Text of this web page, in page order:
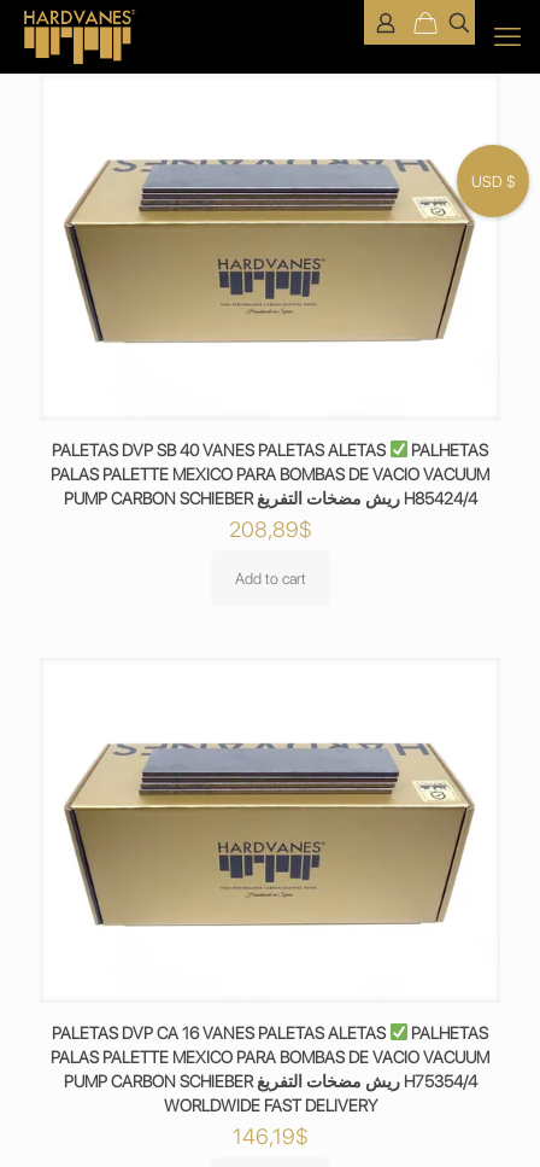
PALETAS DVP SB 40 VANES PALETAS ALETAS
PALHETAS
PALAS PALETTE MEXICO PARA BOMBAS DE VACIO VACUUM
PUMP CARBON SCHIEBER ريش مضخات التفريغ H85424/4
208,89$
Add to cart
PALETAS DVP CA 16 VANES PALETAS ALETAS
PALHETAS
PALAS PALETTE MEXICO PARA BOMBAS DE VACIO VACUUM
PUMP CARBON SCHIEBER ريش مضخات التفريغ H75354/4
WORLDWIDE FAST DELIVERY
146,19$
USD $